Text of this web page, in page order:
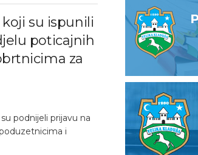
su ispunili
poticajnih
za
podnijeli prijavu na
i